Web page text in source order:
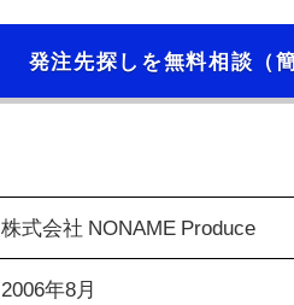
発注先探しを無料相談（
株式会社 NONAME Produce
2006年8月